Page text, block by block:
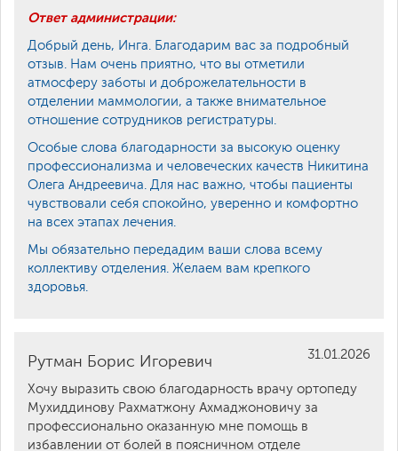
Ответ администрации:
Добрый день, Инга. Благодарим вас за подробный
отзыв. Нам очень приятно, что вы отметили
атмосферу заботы и доброжелательности в
отделении маммологии, а также внимательное
отношение сотрудников регистратуры.
Особые слова благодарности за высокую оценку
профессионализма и человеческих качеств Никитина
Олега Андреевича. Для нас важно, чтобы пациенты
чувствовали себя спокойно, уверенно и комфортно
на всех этапах лечения.
Мы обязательно передадим ваши слова всему
коллективу отделения. Желаем вам крепкого
здоровья.
31.01.2026
Рутман Борис Игоревич
Хочу выразить свою благодарность врачу ортопеду
Мухиддинову Рахматжону Ахмаджоновичу за
профессионально оказанную мне помощь в
избавлении от болей в поясничном отделе